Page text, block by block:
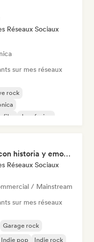
Réseaux Sociaux
sur mes réseaux
rock
film
Jazz fusion
Alex Lara – Música con historia y emociones
Réseaux Sociaux
/ Mainstream
sur mes réseaux
Garage rock
Indie pop Indie rock